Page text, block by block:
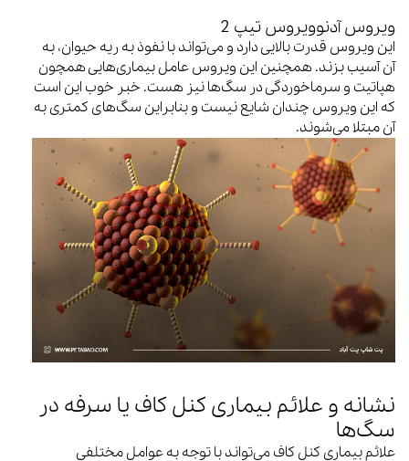
ویروس آدنوویروس تیپ 2
این ویروس قدرت بالایی دارد و می‌تواند با نفوذ به ریه حیوان، به
آن آسیب بزند. همچنین این ویروس عامل بیماری‌هایی همچون
هپاتیت و سرماخوردگی در سگ‌ها نیز هست. خبر خوب این است
که این ویروس چندان شایع نیست و بنابراین سگ‌های کمتری به
آن مبتلا می‌شوند.
نشانه و علائم بیماری کنل کاف یا سرفه در
سگ‌ها
علائم بیماری کنل کاف می‌تواند با توجه به عوامل مختلفی